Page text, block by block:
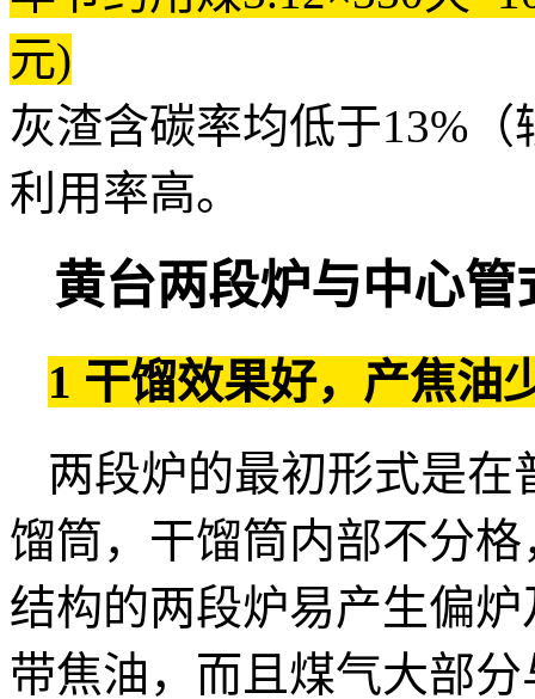
元)
灰渣含碳率均低于13%
利用率高。
黄台两段炉与中心管
1 干馏效果好，产焦油
两段炉的最初形式是
馏筒，干馏筒内部不分
结构的两段炉易产生偏
带焦油，而且煤气大部